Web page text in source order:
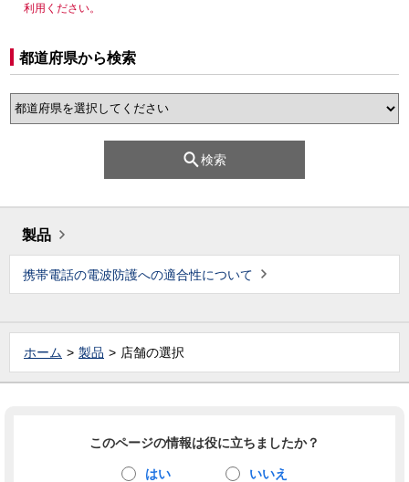
利用ください。
都道府県から検索
検索
製品
携帯電話の電波防護への適合性について
ホーム 製品 店舗の選択
このページの情報は役に立ちましたか？
はい いいえ